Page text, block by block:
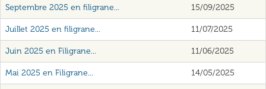
Septembre 2025 en filigrane... 15/09/2025
Juillet 2025 en filigrane... 11/07/2025
Juin 2025 en Filigrane... 11/06/2025
Mai 2025 en Filigrane... 14/05/2025